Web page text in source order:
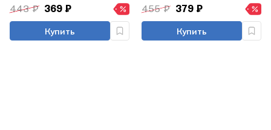
443 ₽ 369 ₽
Купить
развития дошкольников
"ИГРАЛОЧКА" для детей
3-7 лет
455 ₽ 379 ₽
Купить